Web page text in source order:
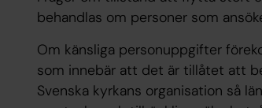
behandlas om personer som
Om känsliga personuppgifter
som innebär att det är tillåtet att
Svenska kyrkans organisation så